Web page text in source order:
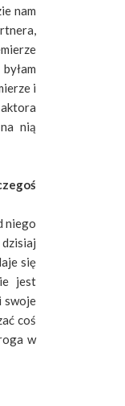
nam
i
nią
niego
się
jest
swoje
coś
w